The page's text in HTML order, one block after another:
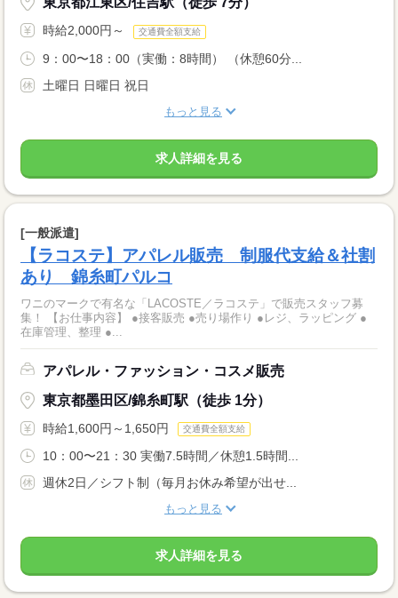
時給2,000円～ 交通費全額支給
9：00〜18：00（実働：8時間） （休憩60分...
土曜日 日曜日 祝日
もっと見る
求人詳細を見る
[一般派遣]
【ラコステ】アパレル販売 制服代支給＆社割
あり 錦糸町パルコ
ワニのマークで有名な「LACOSTE／ラコステ」で販売スタッフ募
集！ 【お仕事内容】 ●接客販売 ●売り場作り ●レジ、ラッピング ●
在庫管理、整理 ●...
アパレル・ファッション・コスメ販売
東京都墨田区/錦糸町駅（徒歩 1分）
時給1,600円～1,650円 交通費全額支給
10：00〜21：30 実働7.5時間／休憩1.5時間...
週休2日／シフト制（毎月お休み希望が出せ...
もっと見る
求人詳細を見る